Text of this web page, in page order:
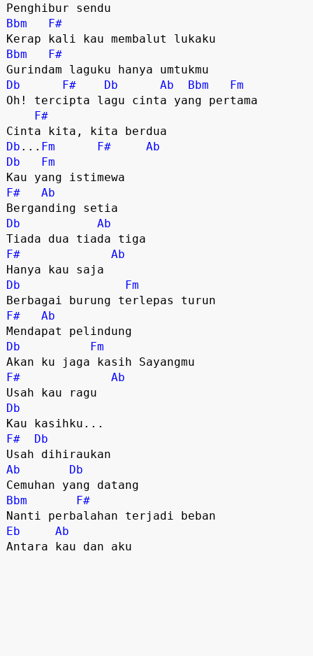
Penghibur sendu
Bbm
F#
Kerap kali kau membalut lukaku
Bbm
F#
Gurindam laguku hanya umtukmu
Db
F# Db Ab Bbm
Fm
Oh! tercipta lagu cinta yang pertama
F#
Cinta kita, kita berdua
Db ... Fm F#
Ab
Db
Fm
Kau yang istimewa
F#
Ab
Berganding setia
Db
Ab
Tiada dua tiada tiga
F#
Ab
Hanya kau saja
Db
Fm
Berbagai burung terlepas turun
F#
Ab
Mendapat pelindung
Db
Fm
Akan ku jaga kasih Sayangmu
F#
Ab
Usah kau ragu
Db
Kau kasihku...
F#
Db
Usah dihiraukan
Ab
Db
Cemuhan yang datang
Bbm
F#
Nanti perbalahan terjadi beban
Eb
Ab
Antara kau dan aku